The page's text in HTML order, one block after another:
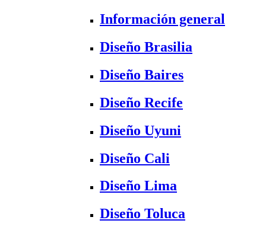
Información general
Diseño Brasilia
Diseño Baires
Diseño Recife
Diseño Uyuni
Diseño Cali
Diseño Lima
Diseño Toluca